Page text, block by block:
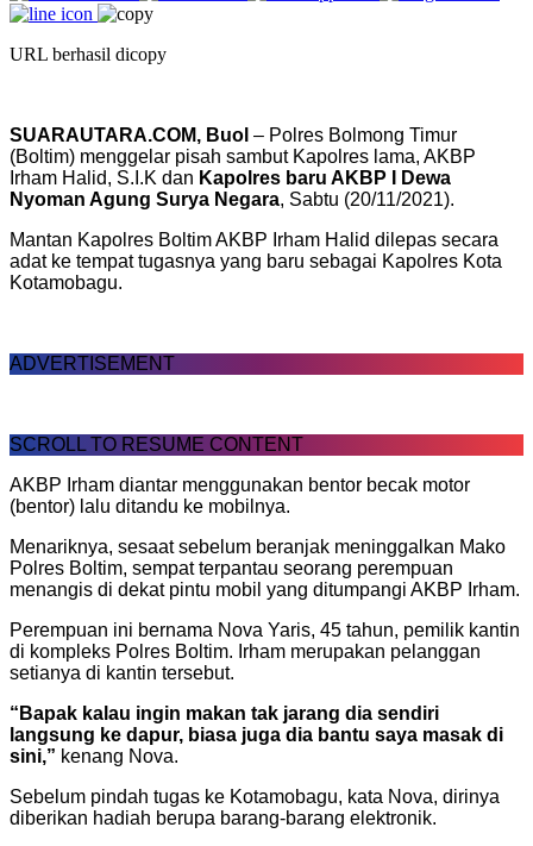
URL berhasil dicopy
SUARAUTARA.COM, Buol – Polres Bolmong Timur
(Boltim) menggelar pisah sambut Kapolres lama, AKBP
Irham Halid, S.I.K dan Kapolres baru AKBP I Dewa
Nyoman Agung Surya Negara, Sabtu (20/11/2021).
Mantan Kapolres Boltim AKBP Irham Halid dilepas secara
adat ke tempat tugasnya yang baru sebagai Kapolres Kota
Kotamobagu.
ADVERTISEMENT
SCROLL TO RESUME CONTENT
AKBP Irham diantar menggunakan bentor becak motor
(bentor) lalu ditandu ke mobilnya.
Menariknya, sesaat sebelum beranjak meninggalkan Mako
Polres Boltim, sempat terpantau seorang perempuan
menangis di dekat pintu mobil yang ditumpangi AKBP Irham.
Perempuan ini bernama Nova Yaris, 45 tahun, pemilik kantin
di kompleks Polres Boltim. Irham merupakan pelanggan
setianya di kantin tersebut.
“Bapak kalau ingin makan tak jarang dia sendiri
langsung ke dapur, biasa juga dia bantu saya masak di
sini,” kenang Nova.
Sebelum pindah tugas ke Kotamobagu, kata Nova, dirinya
diberikan hadiah berupa barang-barang elektronik.